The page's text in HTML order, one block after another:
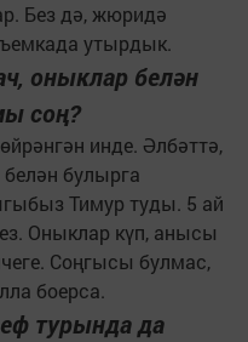
Без дә, жюридә
утырдык.
оныклар белән
соң?
инде. Әлбәттә,
белән булырга
Тимур туды. 5 ай
Оныклар күп, анысы
Соңгысы булмас,
боерса.
турында да